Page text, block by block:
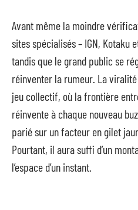
Avant même la moindre
sites spécialisés – IGN, Kotaku
tandis que le grand public se
réinventer la rumeur. La
jeu collectif, où la frontière
réinvente à chaque nouveau
parié sur un facteur en gilet
Pourtant, il aura suffi d’un
l’espace d’un instant.